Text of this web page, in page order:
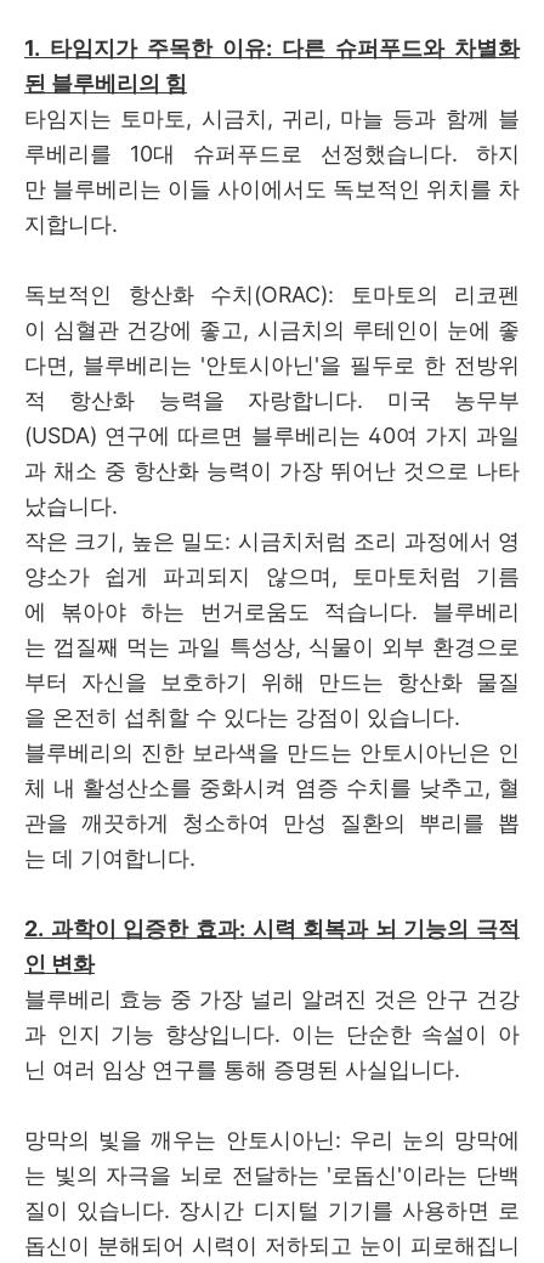
1. 타임지가 주목한 이유: 다른 슈퍼푸드와 차별화
된 블루베리의 힘
타임지는 토마토, 시금치, 귀리, 마늘 등과 함께 블
루베리를 10대 슈퍼푸드로 선정했습니다. 하지
만 블루베리는 이들 사이에서도 독보적인 위치를 차
지합니다.
독보적인 항산화 수치(ORAC): 토마토의 리코펜
이 심혈관 건강에 좋고, 시금치의 루테인이 눈에 좋
다면, 블루베리는 '안토시아닌'을 필두로 한 전방위
적 항산화 능력을 자랑합니다. 미국 농무부
(USDA) 연구에 따르면 블루베리는 40여 가지 과일
과 채소 중 항산화 능력이 가장 뛰어난 것으로 나타
났습니다.
작은 크기, 높은 밀도: 시금치처럼 조리 과정에서 영
양소가 쉽게 파괴되지 않으며, 토마토처럼 기름
에 볶아야 하는 번거로움도 적습니다. 블루베리
는 껍질째 먹는 과일 특성상, 식물이 외부 환경으로
부터 자신을 보호하기 위해 만드는 항산화 물질
을 온전히 섭취할 수 있다는 강점이 있습니다.
블루베리의 진한 보라색을 만드는 안토시아닌은 인
체 내 활성산소를 중화시켜 염증 수치를 낮추고, 혈
관을 깨끗하게 청소하여 만성 질환의 뿌리를 뽑
는 데 기여합니다.
2. 과학이 입증한 효과: 시력 회복과 뇌 기능의 극적
인 변화
블루베리 효능 중 가장 널리 알려진 것은 안구 건강
과 인지 기능 향상입니다. 이는 단순한 속설이 아
닌 여러 임상 연구를 통해 증명된 사실입니다.
망막의 빛을 깨우는 안토시아닌: 우리 눈의 망막에
는 빛의 자극을 뇌로 전달하는 '로돕신'이라는 단백
질이 있습니다. 장시간 디지털 기기를 사용하면 로
돕신이 분해되어 시력이 저하되고 눈이 피로해집니